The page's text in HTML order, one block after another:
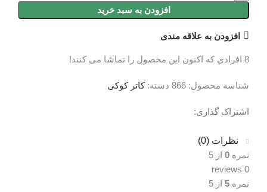
افزودن به سبد خرید
افزودن به علاقه مندی
8 افرادی که اکنون این محصول را تماشا می کنند!
شناسه محصول: 866 دسته: کاتر کوکی
اشتراک گذاری:
نظرات (0)
نمره 0 از 5
0 reviews
نمره 5 از 5